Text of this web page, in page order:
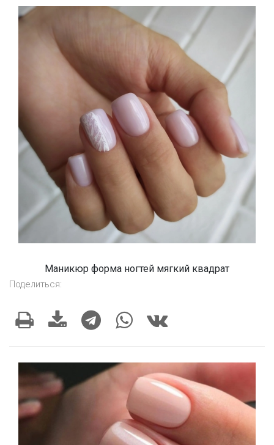
Маникюр форма ногтей мягкий квадрат
Поделиться: